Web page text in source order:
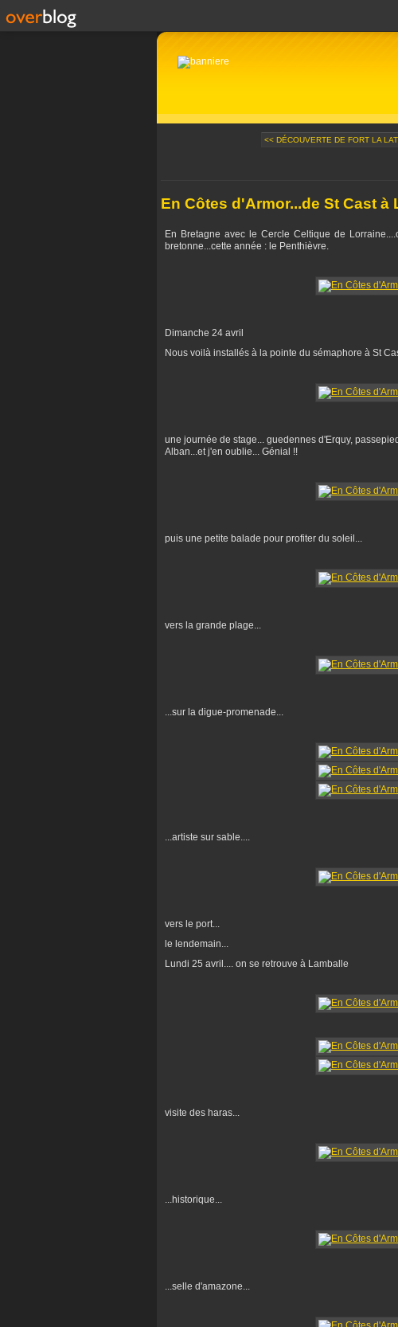
<< DÉCOUVERTE DE FORT LA
En Côtes d'Armor...de St Cast à
En Bretagne avec le Cercle Celtique de
bretonne...cette année : le Penthièvre.
Dimanche 24 avril
Nous voilà installés à la pointe du sémaphore à St
une journée de stage... guedennes d'Erquy,
Alban...et j'en oublie... Génial !!
puis une petite balade pour profiter du soleil...
vers la grande plage...
...sur la digue-promenade...
...artiste sur sable....
vers le port...
le lendemain...
Lundi 25 avril.... on se retrouve à Lamballe
visite des haras...
...historique...
...selle d'amazone...